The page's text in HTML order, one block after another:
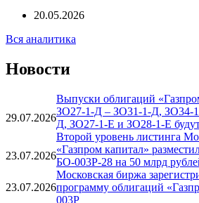
20.05.2026
Вся аналитика
Новости
29.07.2026
Выпуски облигаций
ЗО27-1-Д – ЗО31-1-Д, ЗО34-
Д, ЗО27-1-Е и ЗО28-1-Е
Второй уровень листинга
23.07.2026
«Газпром капитал»
БО-003Р-28 на 50 млрд
23.07.2026
Московская биржа
программу облигаций
003Р